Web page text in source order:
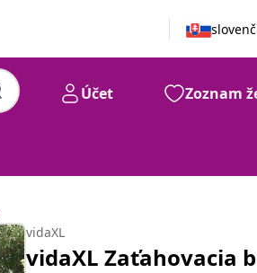
Účet Zoznam
vidaXL
vidaXL Zaťahovacia